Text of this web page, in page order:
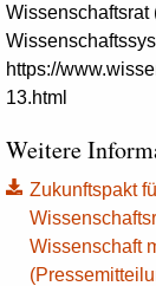
Wissenschaftsrat
https://
13.html
Weitere
Zukunftspakt
Wissenschaft